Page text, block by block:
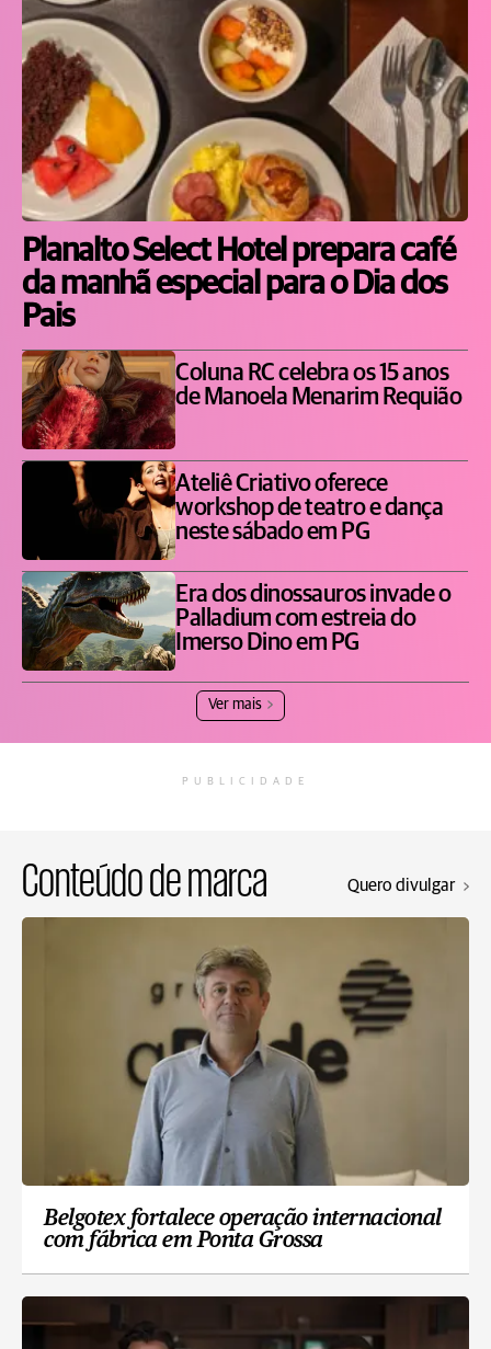
Planalto Select Hotel prepara café
da manhã especial para o Dia dos
Pais
Coluna RC celebra os 15 anos
de Manoela Menarim Requião
Ateliê Criativo oferece
workshop de teatro e dança
neste sábado em PG
Era dos dinossauros invade o
Palladium com estreia do
Imerso Dino em PG
Ver mais
PUBLICIDADE
Conteúdo de marca Quero divulgar
Belgotex fortalece operação internacional
com fábrica em Ponta Grossa